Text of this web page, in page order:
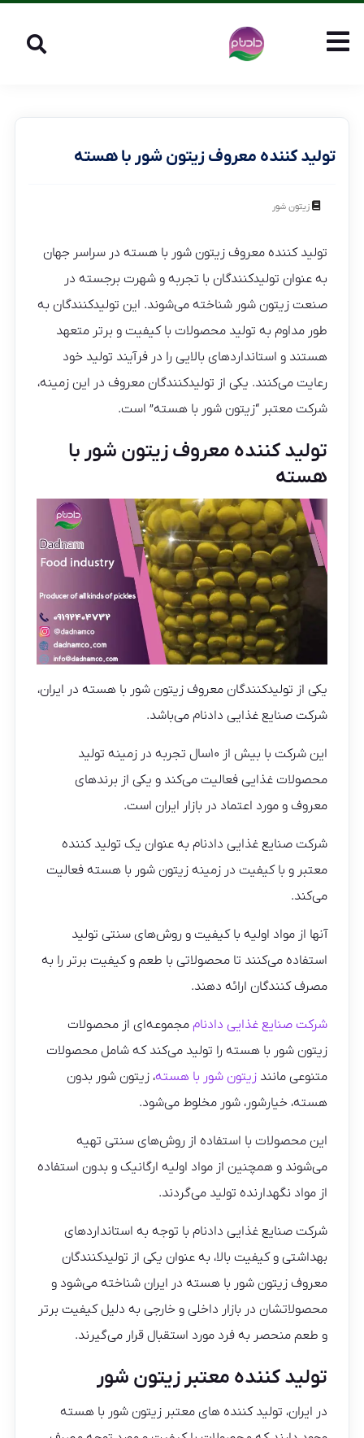
تولید کننده معروف زیتون شور با هسته
زیتون شور
تولید کننده معروف زیتون شور با هسته در سراسر جهان
به عنوان تولیدکنندگان با تجربه و شهرت برجسته در
صنعت زیتون شور شناخته می‌شوند. این تولیدکنندگان به
طور مداوم به تولید محصولات با کیفیت و برتر متعهد
هستند و استانداردهای بالایی را در فرآیند تولید خود
رعایت می‌کنند. یکی از تولیدکنندگان معروف در این زمینه،
شرکت معتبر “زیتون شور با هسته” است.
تولید کننده معروف زیتون شور با
هسته
یکی از تولیدکنندگان معروف زیتون شور با هسته در ایران،
شرکت صنایع غذایی دادنام می‌باشد.
این شرکت با بیش از ۱۰سال تجربه در زمینه تولید
محصولات غذایی فعالیت می‌کند و یکی از برندهای
معروف و مورد اعتماد در بازار ایران است.
شرکت صنایع غذایی دادنام به عنوان یک تولید کننده
معتبر و با کیفیت در زمینه زیتون شور با هسته فعالیت
می‌کند.
آنها از مواد اولیه با کیفیت و روش‌های سنتی تولید
استفاده می‌کنند تا محصولاتی با طعم و کیفیت برتر را به
مصرف کنندگان ارائه دهند.
شرکت صنایع غذایی دادنام مجموعه‌ای از محصولات
زیتون شور با هسته را تولید می‌کند که شامل محصولات
متنوعی مانندزیتون شور با هسته، زیتون شور بدون
هسته، خیارشور، شور مخلوط می‌شود.
این محصولات با استفاده از روش‌های سنتی تهیه
می‌شوند و همچنین از مواد اولیه ارگانیک و بدون استفاده
از مواد نگهدارنده تولید می‌گردند.
شرکت صنایع غذایی دادنام با توجه به استانداردهای
بهداشتی و کیفیت بالا، به عنوان یکی از تولیدکنندگان
معروف زیتون شور با هسته در ایران شناخته می‌شود و
محصولاتشان در بازار داخلی و خارجی به دلیل کیفیت برتر
و طعم منحصر به فرد مورد استقبال قرار می‌گیرند.
تولید کننده معتبر زیتون شور
در ایران، تولید کننده های معتبر زیتون شور با هسته